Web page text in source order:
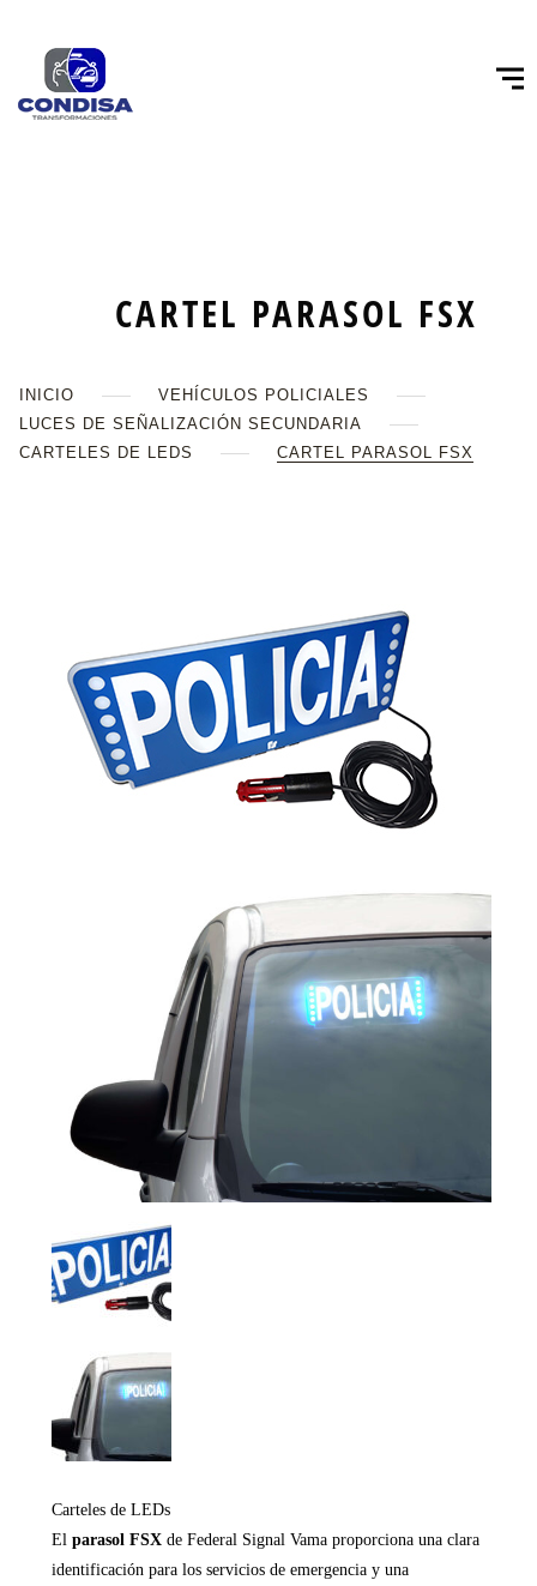
INICIO
VEHÍCULOS POLICIALES
LUCES DE SEÑALIZACIÓN SECUNDARIA
CARTELES DE LEDS
CARTEL PARASOL FSX
CARTEL PARASOL FSX
Carteles de LEDs
El parasol FSXde Federal Signal Vama proporciona una clara
identificación para los servicios de emergencia y una